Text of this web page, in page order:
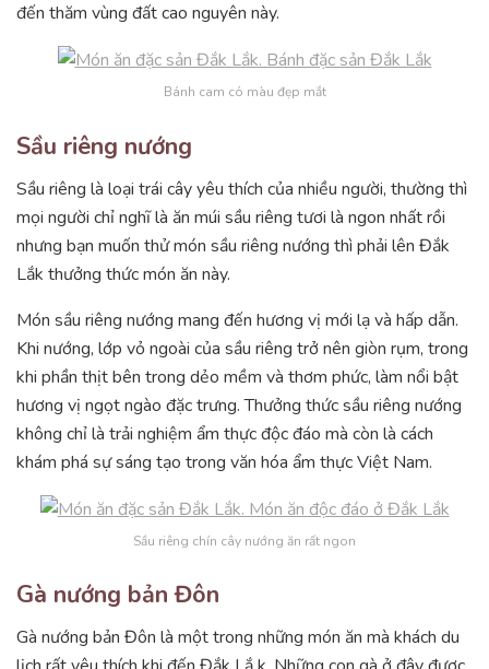
đến thăm vùng đất cao nguyên này.
Bánh cam có màu đẹp mắt
Sầu riêng nướng
Sầu riêng là loại trái cây yêu thích của nhiều người, thường thì
mọi người chỉ nghĩ là ăn múi sầu riêng tươi là ngon nhất rồi
nhưng bạn muốn thử món sầu riêng nướng thì phải lên Đắk
Lắk thưởng thức món ăn này.
Món sầu riêng nướng mang đến hương vị mới lạ và hấp dẫn.
Khi nướng, lớp vỏ ngoài của sầu riêng trở nên giòn rụm, trong
khi phần thịt bên trong dẻo mềm và thơm phức, làm nổi bật
hương vị ngọt ngào đặc trưng. Thưởng thức sầu riêng nướng
không chỉ là trải nghiệm ẩm thực độc đáo mà còn là cách
khám phá sự sáng tạo trong văn hóa ẩm thực Việt Nam.
Sầu riêng chín cây nướng ăn rất ngon
Gà nướng bản Đôn
Gà nướng bản Đôn là một trong những món ăn mà khách du